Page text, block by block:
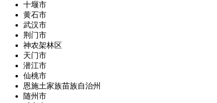
十堰市
黄石市
武汉市
荆门市
神农架林区
天门市
潜江市
仙桃市
恩施土家族苗族自治州
随州市